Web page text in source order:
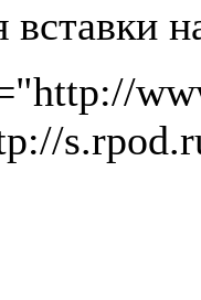
вставки